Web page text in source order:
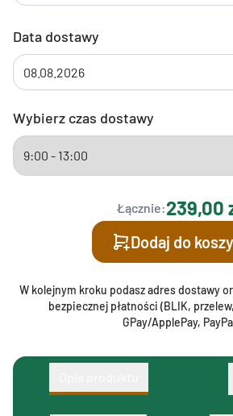
Data dostawy
Wybierz czas dostawy
Łącznie:239,00
Dodaj do
W kolejnym kroku podasz adres dostawy
bezpiecznej płatności (BLIK,
GPay/ApplePay,